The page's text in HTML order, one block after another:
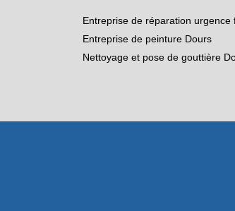
Entreprise de réparation urgence
Entreprise de peinture Dours
Nettoyage et pose de gouttière